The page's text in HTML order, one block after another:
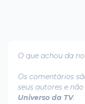
O que achou da
Os comentários
seus autores e
Universo da TV.